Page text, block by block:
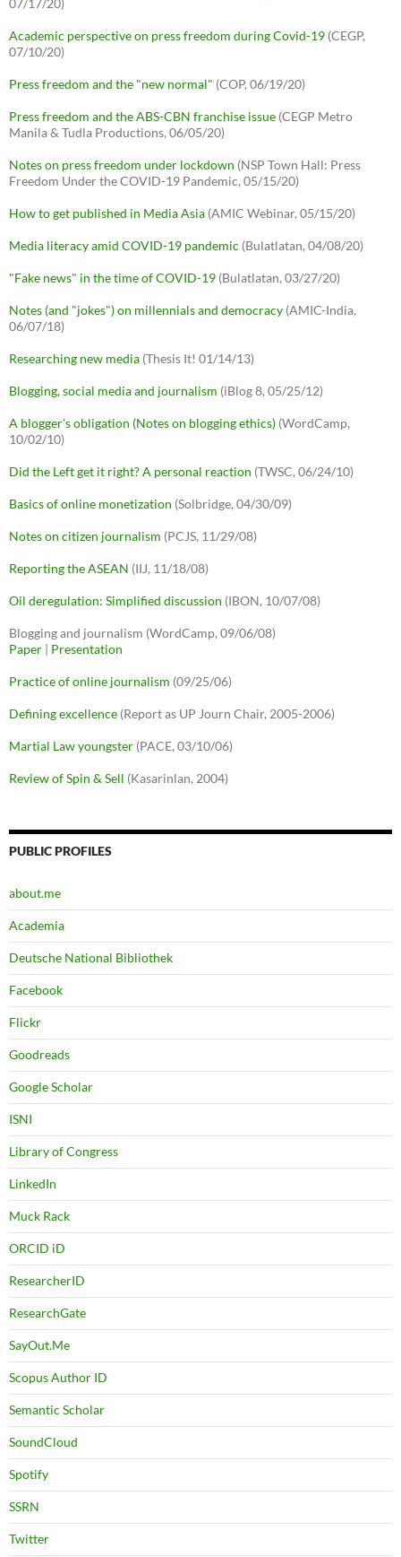
07/17/20)
Academic perspective on press freedom during Covid-19 (CEGP,
07/10/20)
Press freedom and the "new normal" (COP, 06/19/20)
Press freedom and the ABS-CBN franchise issue (CEGP Metro
Manila & Tudla Productions, 06/05/20)
Notes on press freedom under lockdown (NSP Town Hall: Press
Freedom Under the COVID-19 Pandemic, 05/15/20)
How to get published in Media Asia (AMIC Webinar, 05/15/20)
Media literacy amid COVID-19 pandemic (Bulatlatan, 04/08/20)
"Fake news" in the time of COVID-19 (Bulatlatan, 03/27/20)
Notes (and "jokes") on millennials and democracy (AMIC-India,
06/07/18)
Researching new media (Thesis It! 01/14/13)
Blogging, social media and journalism (iBlog 8, 05/25/12)
A blogger's obligation (Notes on blogging ethics) (WordCamp,
10/02/10)
Did the Left get it right? A personal reaction (TWSC, 06/24/10)
Basics of online monetization (Solbridge, 04/30/09)
Notes on citizen journalism (PCJS, 11/29/08)
Reporting the ASEAN (IIJ, 11/18/08)
Oil deregulation: Simplified discussion (IBON, 10/07/08)
Blogging and journalism (WordCamp, 09/06/08)
Paper | Presentation
Practice of online journalism (09/25/06)
Defining excellence (Report as UP Journ Chair, 2005-2006)
Martial Law youngster (PACE, 03/10/06)
Review of Spin & Sell (Kasarinlan, 2004)
PUBLIC PROFILES
about.me
Academia
Deutsche National Bibliothek
Facebook
Flickr
Goodreads
Google Scholar
ISNI
Library of Congress
LinkedIn
Muck Rack
ORCID iD
ResearcherID
ResearchGate
SayOut.Me
Scopus Author ID
Semantic Scholar
SoundCloud
Spotify
SSRN
Twitter